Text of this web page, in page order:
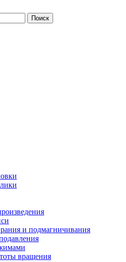
и подмагничивания
вращения